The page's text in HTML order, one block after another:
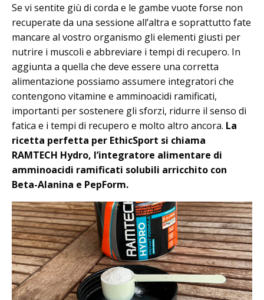
Se vi sentite giù di corda e le gambe vuote forse non
recuperate da una sessione all’altra e soprattutto fate
mancare al vostro organismo gli elementi giusti per
nutrire i muscoli e abbreviare i tempi di recupero. In
aggiunta a quella che deve essere una corretta
alimentazione possiamo assumere integratori che
contengono vitamine e amminoacidi ramificati,
importanti per sostenere gli sforzi, ridurre il senso di
fatica e i tempi di recupero e molto altro ancora. La
ricetta perfetta per EthicSport si chiama
RAMTECH Hydro, l’integratore alimentare di
amminoacidi ramificati solubili arricchito con
Beta-Alanina e PepForm.